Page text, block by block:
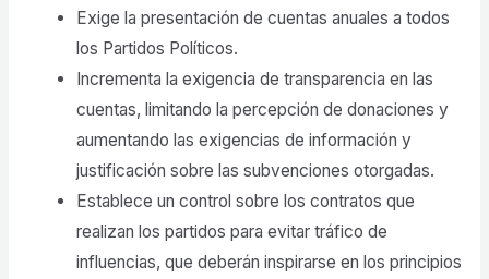
Exige la presentación de cuentas anuales a todos
los Partidos Políticos.
Incrementa la exigencia de transparencia en las
cuentas, limitando la percepción de donaciones y
aumentando las exigencias de información y
justificación sobre las subvenciones otorgadas.
Establece un control sobre los contratos que
realizan los partidos para evitar tráfico de
influencias, que deberán inspirarse en los principios